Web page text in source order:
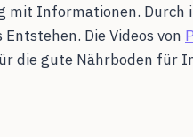
mit Informationen. Durch
Die Videos von
die gute Nährboden für